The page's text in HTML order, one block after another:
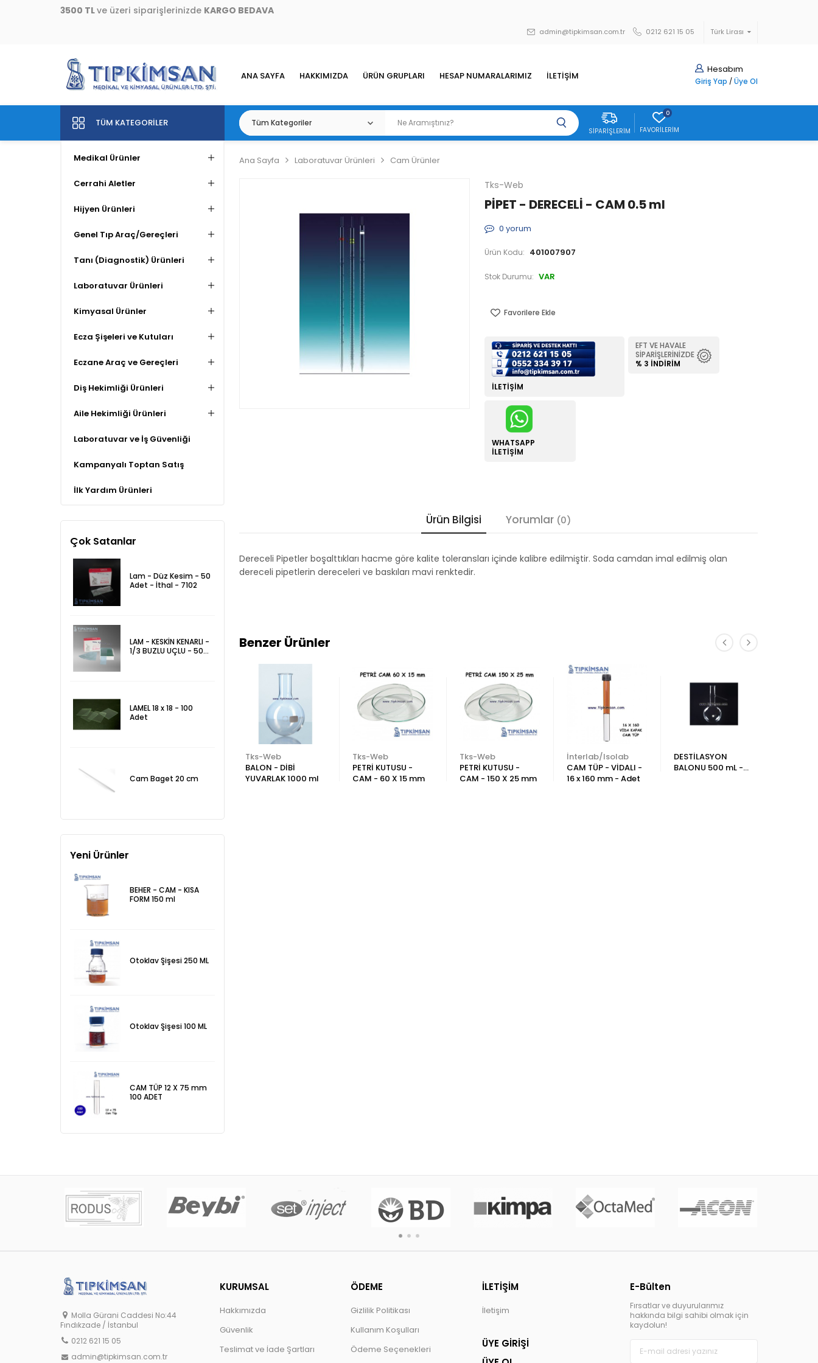
3500 TL ve üzeri siparişlerinizde KARGO BEDAVA
Türk Lirası
admin@tipkimsan.com.tr 0212 621 15 05
Hesabım
Giriş Yap / Üye Ol
ANA SAYFA HAKKIMIZDA ÜRÜN GRUPLARI HESAP NUMARALARIMIZ İLETİŞİM
TÜM KATEGORILER
Medikal Ürünler
Cerrahi Aletler
Hijyen Ürünleri
Genel Tıp Araç/Gereçleri
Tanı (Diagnostik) Ürünleri
Laboratuvar Ürünleri
Kimyasal Ürünler
Ecza Şişeleri ve Kutuları
Eczane Araç ve Gereçleri
Diş Hekimliği Ürünleri
Aile Hekimliği Ürünleri
Laboratuvar ve İş Güvenliği
Kampanyalı Toptan Satış
İlk Yardım Ürünleri
SIPARIŞLERIM
0
FAVORILERIM
Ana Sayfa Laboratuvar Ürünleri Cam Ürünler
Tks-Web
PİPET - DERECELİ - CAM 0.5 ml
0 yorum
Ürün Kodu: 401007907
Stok Durumu: VAR
Favorilere Ekle
İLETIŞIM
EFT VE HAVALE
SIPARIŞLERINIZDE
% 3 İNDIRIM
WHATSAPP
İLETIŞIM
Ürün Bilgisi Yorumlar (0)
Dereceli Pipetler boşalttıkları hacme göre kalite toleransları içinde kalibre edilmiştir. Soda camdan imal edilmiş olan
dereceli pipetlerin dereceleri ve baskıları mavi renktedir.
Benzer Ürünler
ŞALE - CAM - Dik
FORM 2000 ml
Tks-Web
BALON - DİBİ
YUVARLAK 1000 ml
Tks-Web
PETRİ KUTUSU -
CAM - 60 X 15 mm
Tks-Web
PETRİ KUTUSU -
CAM - 150 X 25 mm
İnterlab/Isolab
CAM TÜP - VİDALI -
16 x 160 mm - Adet
DESTİLASYON
BALONU 500 mL -
Çok Satanlar
Lam - Düz Kesim - 50
Adet - İthal - 7102
LAM - KESKİN KENARLI -
1/3 BUZLU UÇLU - 50
LAMEL 18 x 18 - 100
Adet
Cam Baget 20 cm
Yeni Ürünler
BEHER - CAM - KISA
FORM 150 ml
Otoklav Şişesi 250 ML
Otoklav Şişesi 100 ML
CAM TÜP 12 X 75 mm
100 ADET
Molla Gürani Caddesi No:44
Fındıkzade / İstanbul
0212 621 15 05
admin@tipkimsan.com.tr
E-Bülten
Fırsatlar ve duyurularımız
hakkında bilgi sahibi olmak için
kaydolun!
KURUMSAL
Hakkımızda
Güvenlik
Teslimat ve İade Şartları
ÖDEME
Gizlilik Politikası
Kullanım Koşulları
Ödeme Seçenekleri
İLETİŞİM
İletişim
ÜYE GİRİŞİ